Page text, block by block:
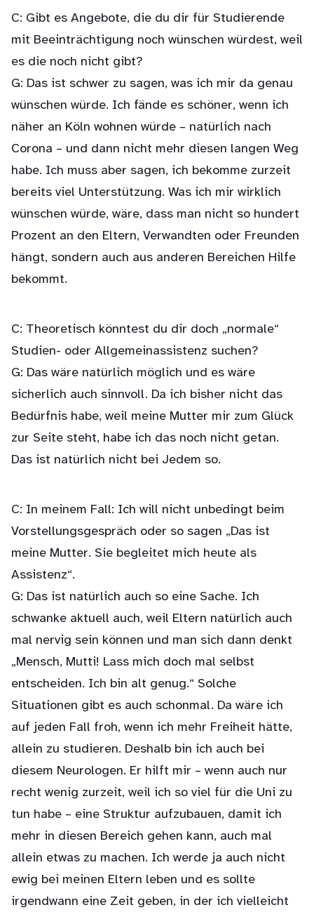
C: Gibt es Angebote, die du dir für Studierende
mit Beeinträchtigung noch wünschen würdest, weil
es die noch nicht gibt?
G: Das ist schwer zu sagen, was ich mir da genau
wünschen würde. Ich fände es schöner, wenn ich
näher an Köln wohnen würde – natürlich nach
Corona – und dann nicht mehr diesen langen Weg
habe. Ich muss aber sagen, ich bekomme zurzeit
bereits viel Unterstützung. Was ich mir wirklich
wünschen würde, wäre, dass man nicht so hundert
Prozent an den Eltern, Verwandten oder Freunden
hängt, sondern auch aus anderen Bereichen Hilfe
bekommt.
C: Theoretisch könntest du dir doch „normale“
Studien- oder Allgemeinassistenz suchen?
G: Das wäre natürlich möglich und es wäre
sicherlich auch sinnvoll. Da ich bisher nicht das
Bedürfnis habe, weil meine Mutter mir zum Glück
zur Seite steht, habe ich das noch nicht getan.
Das ist natürlich nicht bei Jedem so.
C: In meinem Fall: Ich will nicht unbedingt beim
Vorstellungsgespräch oder so sagen „Das ist
meine Mutter. Sie begleitet mich heute als
Assistenz“.
G: Das ist natürlich auch so eine Sache. Ich
schwanke aktuell auch, weil Eltern natürlich auch
mal nervig sein können und man sich dann denkt
„Mensch, Mutti! Lass mich doch mal selbst
entscheiden. Ich bin alt genug.“ Solche
Situationen gibt es auch schonmal. Da wäre ich
auf jeden Fall froh, wenn ich mehr Freiheit hätte,
allein zu studieren. Deshalb bin ich auch bei
diesem Neurologen. Er hilft mir – wenn auch nur
recht wenig zurzeit, weil ich so viel für die Uni zu
tun habe – eine Struktur aufzubauen, damit ich
mehr in diesen Bereich gehen kann, auch mal
allein etwas zu machen. Ich werde ja auch nicht
ewig bei meinen Eltern leben und es sollte
irgendwann eine Zeit geben, in der ich vielleicht